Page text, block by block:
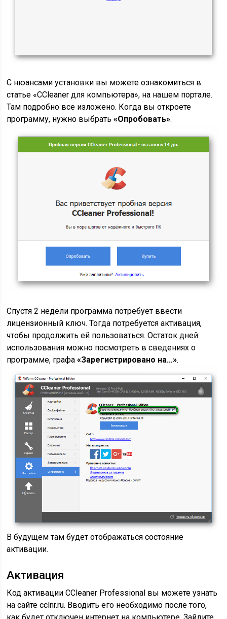
С нюансами установки вы можете ознакомиться в
статье «CCleaner для компьютера», на нашем портале.
Там подробно все изложено. Когда вы откроете
программу, нужно выбрать«Опробовать».
Спустя 2 недели программа потребует ввести
лицензионный ключ. Тогда потребуется активация,
чтобы продолжить ей пользоваться. Остаток дней
использования можно посмотреть в сведениях о
программе, графа«Зарегистрировано на…».
В будущем там будет отображаться состояние
активации.
Активация
Код активации CCleaner Professional вы можете узнать
на сайте cclnr.ru. Вводить его необходимо после того,